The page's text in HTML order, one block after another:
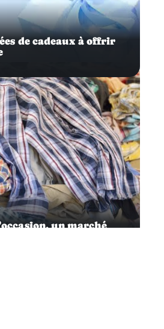
de cadeaux à offrir
un marché